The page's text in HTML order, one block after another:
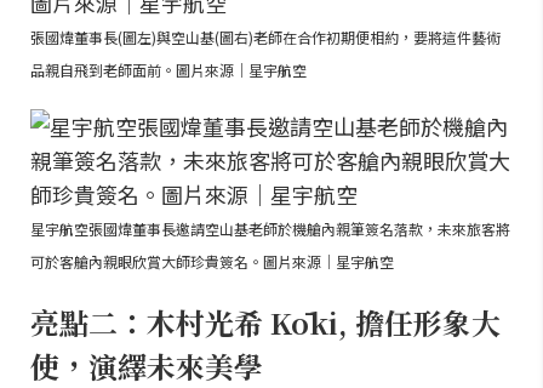
張國煒董事長(圖左)與空山基(圖右)老師在合作初期便相約，要將這件藝術
品親自飛到老師面前。圖片來源｜星宇航空
星宇航空張國煒董事長邀請空山基老師於機艙內親筆簽名落款，未來旅客將
可於客艙內親眼欣賞大師珍貴簽名。圖片來源｜星宇航空
亮點二：木村光希 Kōki, 擔任形象大
使，演繹未來美學